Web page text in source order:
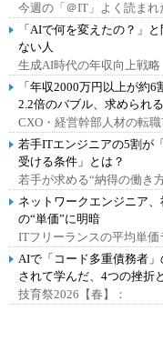
今週の「＠IT」よく読まれ
「AIで何を変えたの？」
ない人
生成AI時代の年収向上戦略
「年収2000万円以上が約
2.2倍のバブル、求められ
CXO・経営幹部人材の転職
若手ITエンジニアの5割が
受ける条件」とは？
若手が求める“納得の働き
ネットワークエンジニア
の“単価”に明暗
ITフリーランスの平均単価
AIで「コード多重債務者
されて学んだ、4つの挫折
技育祭2026【春】：